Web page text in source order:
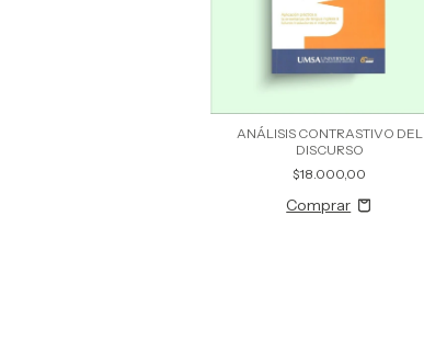
ANÁLISIS CONTRASTIVO DEL
DISCURSO
$18.000,00